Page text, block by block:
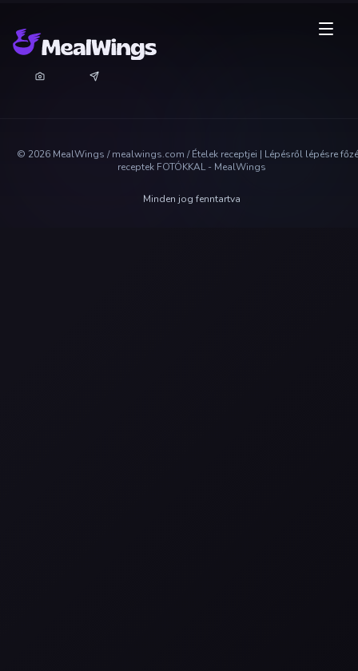
© 2026 MealWings / mealwings.com /Ételek receptjei | Lépésről lépésre
receptek FOTÓKKAL - MealWings
Minden jog fenntartva